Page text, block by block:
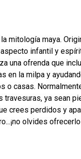
mitología maya.
infantil y
una ofrenda que
en la milpa y
o casas.
ya sean
crees perdidos y
olvides